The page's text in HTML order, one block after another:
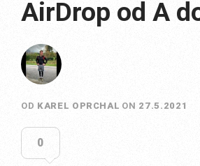
AirDrop od A
OD KAREL OPRCHAL ON 27.5.2021
0